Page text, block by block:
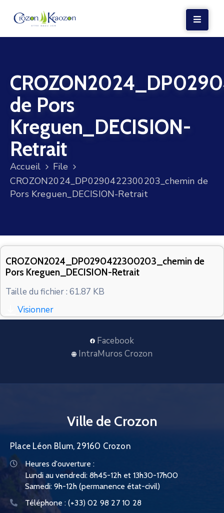
VIE
LOCALE
VIE
SOCIALE
TERRE
ET
MER
VOS
de Pors
Kreguen_DECISION-
Retrait
Accueil
File
CROZON2024_DP0290422300203_chemin de
Pors Kreguen_DECISION-Retrait
CROZON2024_DP0290422300203_chemin de
Pors Kreguen_DECISION-Retrait
Taille du fichier : 61.87 KB
Visionner
Facebook
IntraMuros Crozon
Ville de Crozon
Place Léon Blum, 29160 Crozon
Heures d'ouverture :
Lundi au vendredi: 8h45-12h et 13h30-17h00
Samedi: 9h-12h (permanence état-civil)
Téléphone : (+33) 02 98 27 10 28